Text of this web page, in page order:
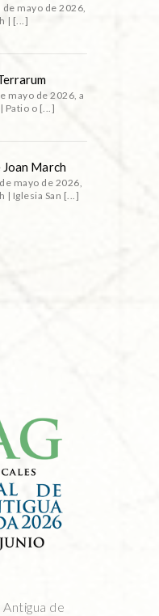
mayo de 2026,
| [...]
mayo de 2026, a
Patio o [...]
Joan March
mayo de 2026,
| Iglesia San [...]
de